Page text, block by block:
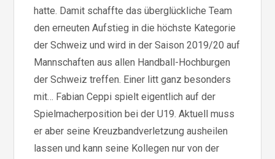
hatte. Damit schaffte das überglückliche Team
den erneuten Aufstieg in die höchste Kategorie
der Schweiz und wird in der Saison 2019/20 auf
Mannschaften aus allen Handball-Hochburgen
der Schweiz treffen. Einer litt ganz besonders
mit… Fabian Ceppi spielt eigentlich auf der
Spielmacherposition bei der U19. Aktuell muss
er aber seine Kreuzbandverletzung ausheilen
lassen und kann seine Kollegen nur von der